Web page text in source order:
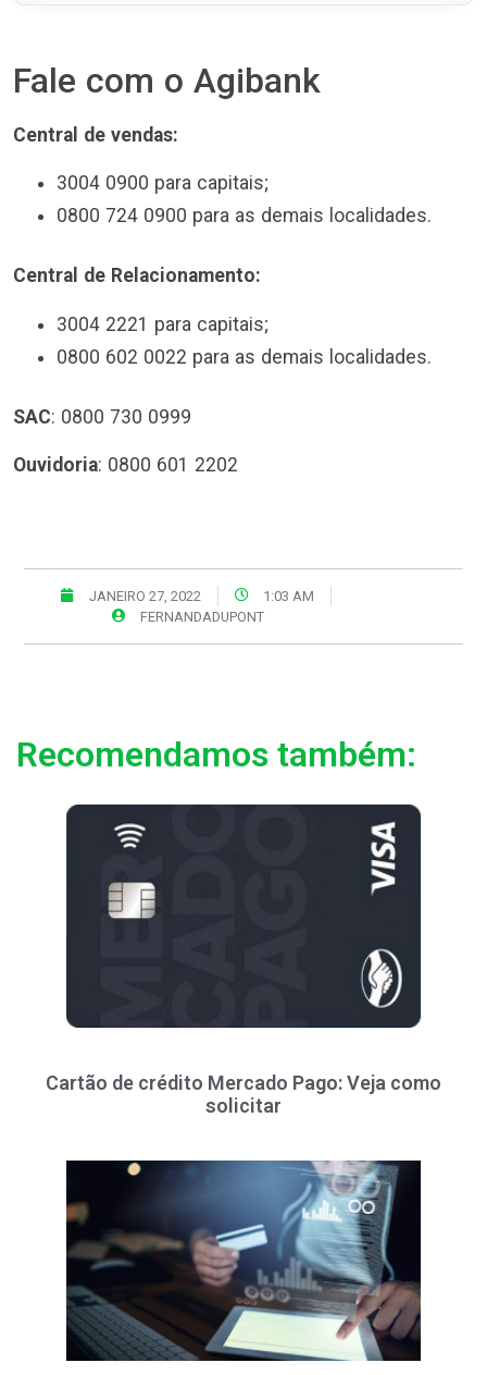
Fale com o Agibank
Central de vendas:
3004 0900 para capitais;
0800 724 0900 para as demais localidades.
Central de Relacionamento:
3004 2221 para capitais;
0800 602 0022 para as demais localidades.
SAC: 0800 730 0999
Ouvidoria: 0800 601 2202
JANEIRO 27, 2022
1:03 AM
FERNANDADUPONT
Recomendamos também:
Cartão de crédito Mercado Pago: Veja como
solicitar